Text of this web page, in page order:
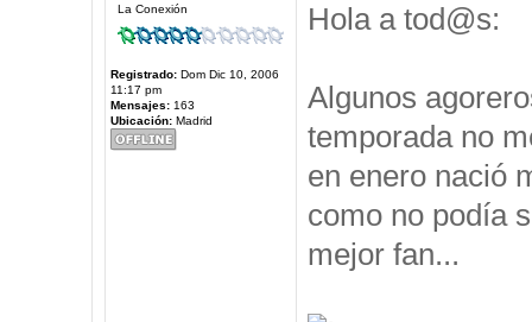
La Conexión
Registrado:Dom Dic 10, 2006
11:17 pm
Mensajes:163
Ubicación:Madrid
Hola a tod@s:
Algunos
temporada no
en enero nació
como no podía
mejor fan...